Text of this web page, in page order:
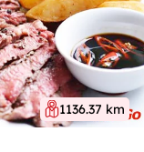
1136.37 km